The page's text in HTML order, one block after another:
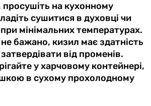
на кухонному
сушитися в духовці чи
мінімальних температурах.
бажано, кизил має здатність
від променів.
у харчовому контейнері,
в сухому прохолодному